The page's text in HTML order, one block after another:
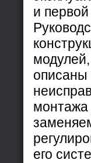
и
описаны
монтажа
его